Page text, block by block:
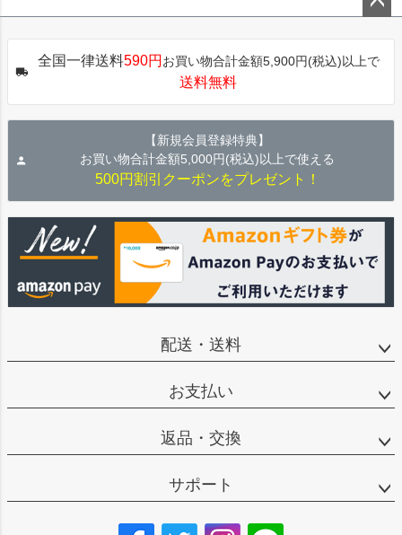
ップ
全国一律送料590円 お買い物合計金額5,900円(税込)以上で
送料無料
【新規会員登録特典】
お買い物合計金額5,000円(税込)以上で使える
500円割引クーポンをプレゼント！
配送・送料
お支払い
返品・交換
サポート